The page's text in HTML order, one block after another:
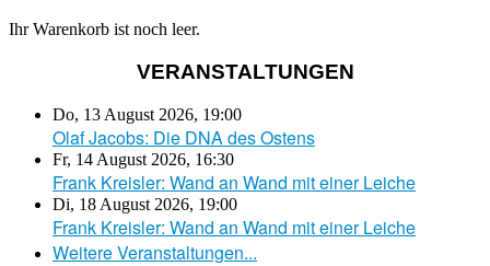
Ihr Warenkorb ist noch leer.
VERANSTALTUNGEN
Do, 13 August 2026, 19:00
Olaf Jacobs: Die DNA des Ostens
Fr, 14 August 2026, 16:30
Frank Kreisler: Wand an Wand mit einer Leiche
Di, 18 August 2026, 19:00
Frank Kreisler: Wand an Wand mit einer Leiche
Weitere Veranstaltungen...